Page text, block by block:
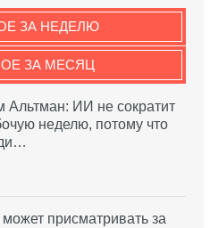
ЗА НЕДЕЛЮ
ЗА МЕСЯЦ
Альтман: ИИ не сократит
неделю, потому что
присматривать за